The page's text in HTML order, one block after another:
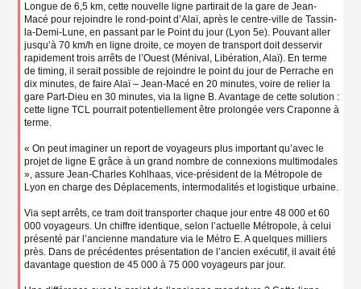
Longue de 6,5 km, cette nouvelle ligne partirait de la gare de Jean-
Macé pour rejoindre le rond-point d’Alaï, après le centre-ville de Tassin-
la-Demi-Lune, en passant par le Point du jour (Lyon 5e). Pouvant aller
jusqu’à 70 km/h en ligne droite, ce moyen de transport doit desservir
rapidement trois arrêts de l’Ouest (Ménival, Libération, Alaï). En terme
de timing, il serait possible de rejoindre le point du jour de Perrache en
dix minutes, de faire Alaï – Jean-Macé en 20 minutes, voire de relier la
gare Part-Dieu en 30 minutes, via la ligne B. Avantage de cette solution :
cette ligne TCL pourrait potentiellement être prolongée vers Craponne à
terme.
« On peut imaginer un report de voyageurs plus important qu’avec le
projet de ligne E grâce à un grand nombre de connexions multimodales
», assure Jean-Charles Kohlhaas, vice-président de la Métropole de
Lyon en charge des Déplacements, intermodalités et logistique urbaine.
Via sept arrêts, ce tram doit transporter chaque jour entre 48 000 et 60
000 voyageurs. Un chiffre identique, selon l’actuelle Métropole, à celui
présenté par l’ancienne mandature via le Métro E. A quelques milliers
près. Dans de précédentes présentation de l’ancien exécutif, il avait été
davantage question de 45 000 à 75 000 voyageurs par jour.